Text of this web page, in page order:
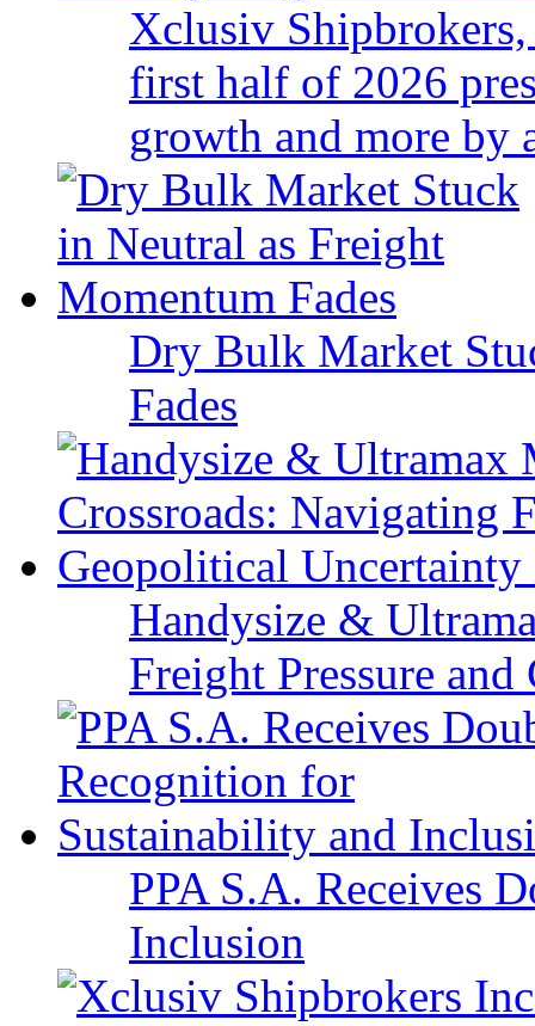
Xclusiv
first half of 2026
growth and more
Dry Bulk Market
Fades
Handysize &
Freight Pressure
PPA S.A. Receives
Inclusion